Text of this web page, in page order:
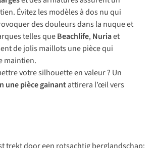
Évitez les modèles à dos nu qui
des douleurs dans la nuque et
telles queBeachlife,Nuriaet
de jolis maillots une pièce qui
maintien.
votre silhouette en valeur ? Un
une pièce gainantattirera l’œil vers